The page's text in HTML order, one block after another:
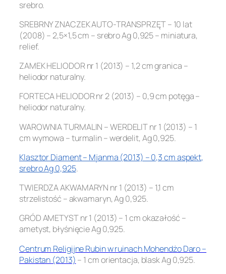
srebro.
SREBRNY ZNACZEK AUTO-TRANSPRZĘT – 10 lat
(2008) – 2,5×1,5 cm – srebro Ag 0,925 – miniatura,
relief.
ZAMEK HELIODOR nr 1 (2013) – 1,2 cm granica –
heliodor naturalny.
FORTECA HELIODOR nr 2 (2013) – 0,9 cm potęga –
heliodor naturalny.
WAROWNIA TURMALIN – WERDELIT nr 1 (2013) – 1
cm wymowa – turmalin – werdelit, Ag 0,925.
Klasztor Diament – Mjanma (2013) – 0,3 cm aspekt,
srebro Ag 0,925.
TWIERDZA AKWAMARYN nr 1 (2013) – 1,1 cm
strzelistość – akwamaryn, Ag 0,925.
GRÓD AMETYST nr 1 (2013) – 1 cm okazałość –
ametyst, błyśnięcie Ag 0,925.
Centrum Religijne Rubin w ruinach Mohendżo Daro –
Pakistan (2013) – 1 cm orientacja, blask Ag 0,925.